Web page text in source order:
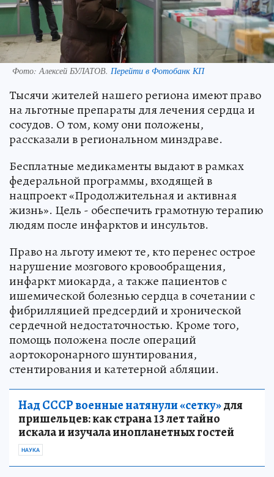
Фото:Алексей БУЛАТОВ. Перейти в Фотобанк КП
Тысячи жителей нашего региона имеют право
на льготные препараты для лечения сердца и
сосудов. О том, кому они положены,
рассказали в региональном минздраве.
Бесплатные медикаменты выдают в рамках
федеральной программы, входящей в
нацпроект «Продолжительная и активная
жизнь». Цель - обеспечить грамотную терапию
людям после инфарктов и инсультов.
Право на льготу имеют те, кто перенес острое
нарушение мозгового кровообращения,
инфаркт миокарда, а также пациентов с
ишемической болезнью сердца в сочетании с
фибрилляцией предсердий и хронической
сердечной недостаточностью. Кроме того,
помощь положена после операций
аортокоронарного шунтирования,
стентирования и катетерной абляции.
Над СССР военные натянули «сетку»для
пришельцев: как страна 13 лет тайно
искала и изучала инопланетных гостей
НАУКА